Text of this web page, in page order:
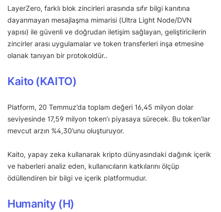
LayerZero, farklı blok zincirleri arasında sıfır bilgi kanıtına
dayanmayan mesajlaşma mimarisi (Ultra Light Node/DVN
yapısı) ile güvenli ve doğrudan iletişim sağlayan, geliştiricilerin
zincirler arası uygulamalar ve token transferleri inşa etmesine
olanak tanıyan bir protokoldür..
Kaito (KAITO)
Platform, 20 Temmuz’da toplam değeri 16,45 milyon dolar
seviyesinde 17,59 milyon token’ı piyasaya sürecek. Bu token’lar
mevcut arzın %4,30’unu oluşturuyor.
Kaito, yapay zeka kullanarak kripto dünyasındaki dağınık içerik
ve haberleri analiz eden, kullanıcıların katkılarını ölçüp
ödüllendiren bir bilgi ve içerik platformudur.
Humanity (H)